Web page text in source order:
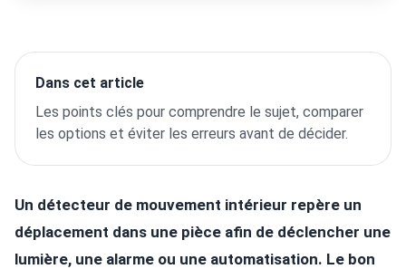
Dans cet article
Les points clés pour comprendre le sujet, comparer
les options et éviter les erreurs avant de décider.
Un détecteur de mouvement intérieur repère un
déplacement dans une pièce afin de déclencher une
lumière, une alarme ou une automatisation. Le bon